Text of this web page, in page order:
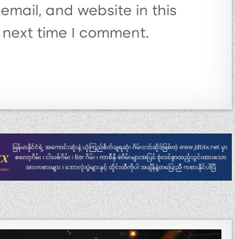
and website in this
time I comment.